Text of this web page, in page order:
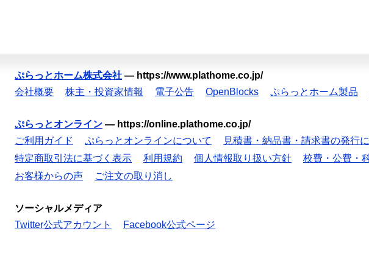
ぷらっとホーム株式会社 — https://www.plathome.co.jp/
会社概要
株主・投資家情報 電子公告 OpenBlocks ぷらっとホーム製品
ぷらっとオンライン — https://online.plathome.co.jp/
ご利用ガイド
ぷらっとオンラインについて 見積書・納品書・請求書の発行
特定商取引法に基づく表示
利用規約 個人情報取り扱い方針 校費・公費・
お客様からの声
ご注文の取り消し
ソーシャルメディア
Twitter公式アカウント
Facebook公式ページ